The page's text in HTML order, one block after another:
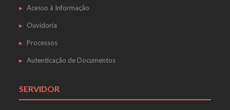
Acesso à Informação
Ouvidoria
Processos
Autenticação de Documentos
SERVIDOR